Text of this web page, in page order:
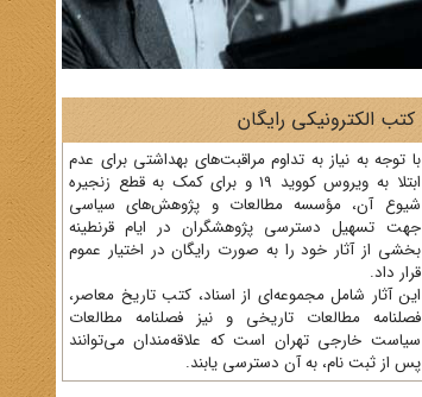
کتب الکترونیکی رایگان
با توجه به نیاز به تداوم مراقبت‌های بهداشتی برای عدم
ابتلا به ویروس کووید 19 و برای کمک به قطع زنجیره
شیوع آن، مؤسسه مطالعات و پژوهش‌های سیاسی
جهت تسهیل دسترسی پژوهشگران در ایام قرنطینه
بخشی از آثار خود را به صورت رایگان در اختیار عموم
قرار داد.
این آثار شامل مجموعه‌ای از اسناد، کتب تاریخ معاصر،
فصلنامه‌ مطالعات تاریخی و نیز فصلنامه مطالعات
سیاست خارجی تهران است که علاقه‌مندان می‌توانند
پس از ثبت نام، به آن دسترسی یابند.